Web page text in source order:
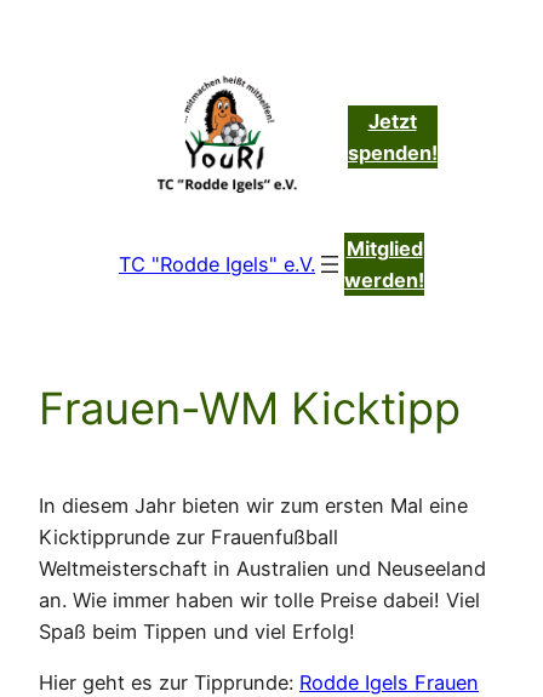
Jetzt
spenden!
TC "Rodde Igels" e.V.
Mitglied
werden!
Frauen-WM Kicktipp
In diesem Jahr bieten wir zum ersten Mal eine
Kicktipprunde zur Frauenfußball
Weltmeisterschaft in Australien und Neuseeland
an. Wie immer haben wir tolle Preise dabei! Viel
Spaß beim Tippen und viel Erfolg!
Hier geht es zur Tipprunde: Rodde Igels Frauen